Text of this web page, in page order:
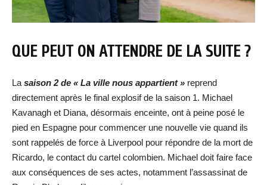
QUE PEUT ON ATTENDRE DE LA SUITE ?
La saison 2 de « La ville nous appartient » reprend
directement après le final explosif de la saison 1. Michael
Kavanagh et Diana, désormais enceinte, ont à peine posé le
pied en Espagne pour commencer une nouvelle vie quand ils
sont rappelés de force à Liverpool pour répondre de la mort de
Ricardo, le contact du cartel colombien. Michael doit faire face
aux conséquences de ses actes, notamment l’assassinat de